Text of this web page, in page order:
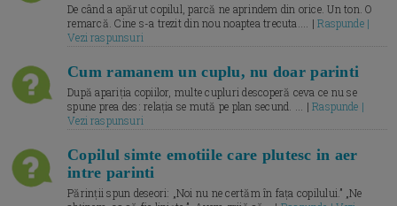
De când a apărut copilul, parcă ne aprindem din orice. Un ton. O
remarcă. Cine s-a trezit din nou noaptea trecuta.... |Raspunde |
Vezi raspunsuri
Cum ramanem un cuplu, nu doar parinti
După apariția copiilor, multe cupluri descoperă ceva ce nu se
spune prea des: relația se mută pe plan secund. ... |Raspunde |
Vezi raspunsuri
Copilul simte emotiile care plutesc in aer
intre parinti
Părinții spun deseori: „Noi nu ne certăm în fața copilului.” „Ne